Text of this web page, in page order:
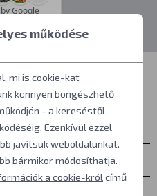
Google
működése
mi is cookie-kat
könnyen böngészhető
- a kereséstől
Ezenkívül ezzel
javítsuk weboldalunkat.
bármikor módosíthatja.
a cookie-król című